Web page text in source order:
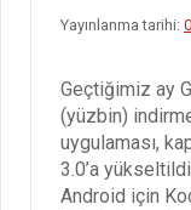
Yayınlanma tarihi:
Geçtiğimiz ay
(yüzbin)
uygulaması,
3.0’a
Android için